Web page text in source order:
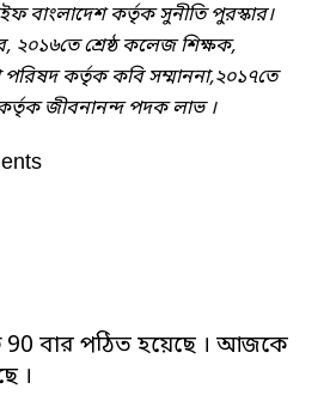
বাংলাদেশ কর্তৃক সুনীতি পুরস্কার।
২০১৬তে শ্রেষ্ঠ কলেজ শিক্ষক,
কর্তৃক কবি সম্মাননা,২০১৭তে
জীবনানন্দ পদক লাভ ।
90 বার পঠিত হয়েছে । আজকে
।